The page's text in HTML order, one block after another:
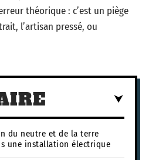
théorique : c’est un piège
l’artisan pressé, ou
du neutre et de la terre
une installation électrique